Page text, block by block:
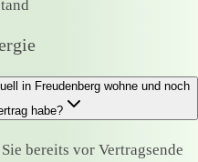
in Freudenberg wohne und noch
habe?
bereits vor Vertragsende